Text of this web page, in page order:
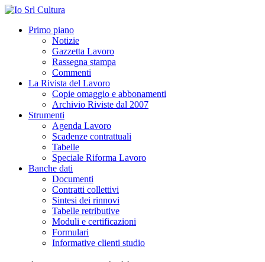
Primo piano
Notizie
Gazzetta Lavoro
Rassegna stampa
Commenti
La Rivista del Lavoro
Copie omaggio e abbonamenti
Archivio Riviste dal 2007
Strumenti
Agenda Lavoro
Scadenze contrattuali
Tabelle
Speciale Riforma Lavoro
Banche dati
Documenti
Contratti collettivi
Sintesi dei rinnovi
Tabelle retributive
Moduli e certificazioni
Formulari
Informative clienti studio